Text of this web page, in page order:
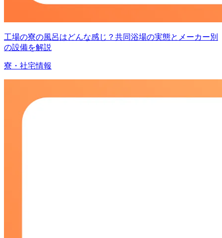
工場の寮の風呂はどんな感じ？共同浴場の実態とメーカー別
の設備を解説
寮・社宅情報